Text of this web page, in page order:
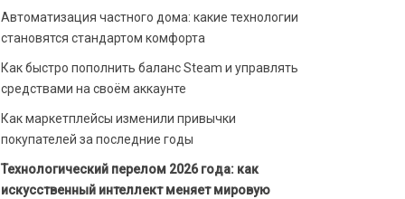
Автоматизация частного дома: какие технологии
становятся стандартом комфорта
Как быстро пополнить баланс Steam и управлять
средствами на своём аккаунте
Как маркетплейсы изменили привычки
покупателей за последние годы
Технологический перелом 2026 года: как
искусственный интеллект меняет мировую